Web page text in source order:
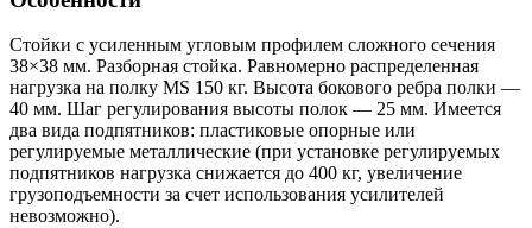
Стойки с усиленным угловым профилем сложного сечения
38×38 мм. Разборная стойка. Равномерно распределенная
нагрузка на полку MS 150 кг. Высота бокового ребра полки —
40 мм. Шаг регулирования высоты полок — 25 мм. Имеется
два вида подпятников: пластиковые опорные или
регулируемые металлические (при установке регулируемых
подпятников нагрузка снижается до 400 кг, увеличение
грузоподъемности за счет использования усилителей
невозможно).